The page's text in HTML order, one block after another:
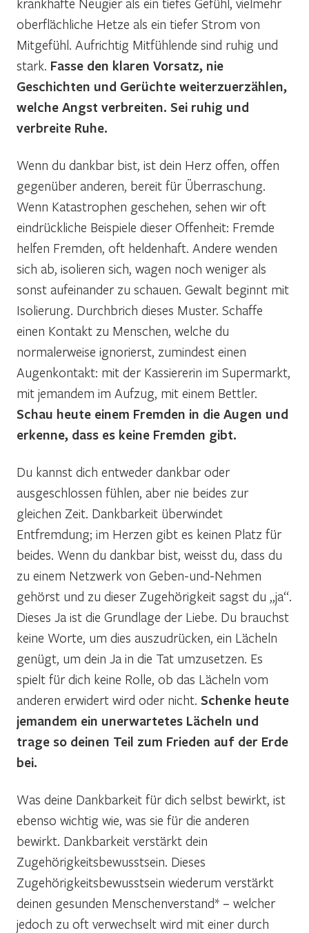
oberflächliche Hetze als ein tiefer Strom von
Mitgefühl. Aufrichtig Mitfühlende sind ruhig und
stark. Fasse den klaren Vorsatz, nie
Geschichten und Gerüchte weiterzuerzählen,
welche Angst verbreiten. Sei ruhig und
verbreite Ruhe.
Wenn du dankbar bist, ist dein Herz offen, offen
gegenüber anderen, bereit für Überraschung.
Wenn Katastrophen geschehen, sehen wir oft
eindrückliche Beispiele dieser Offenheit: Fremde
helfen Fremden, oft heldenhaft. Andere wenden
sich ab, isolieren sich, wagen noch weniger als
sonst aufeinander zu schauen. Gewalt beginnt mit
Isolierung. Durchbrich dieses Muster. Schaffe
einen Kontakt zu Menschen, welche du
normalerweise ignorierst, zumindest einen
Augenkontakt: mit der Kassiererin im Supermarkt,
mit jemandem im Aufzug, mit einem Bettler.
Schau heute einem Fremden in die Augen und
erkenne, dass es keine Fremden gibt.
Du kannst dich entweder dankbar oder
ausgeschlossen fühlen, aber nie beides zur
gleichen Zeit. Dankbarkeit überwindet
Entfremdung; im Herzen gibt es keinen Platz für
beides. Wenn du dankbar bist, weisst du, dass du
zu einem Netzwerk von Geben-und-Nehmen
gehörst und zu dieser Zugehörigkeit sagst du „ja“.
Dieses Ja ist die Grundlage der Liebe. Du brauchst
keine Worte, um dies auszudrücken, ein Lächeln
genügt, um dein Ja in die Tat umzusetzen. Es
spielt für dich keine Rolle, ob das Lächeln vom
anderen erwidert wird oder nicht. Schenke heute
jemandem ein unerwartetes Lächeln und
trage so deinen Teil zum Frieden auf der Erde
bei.
Was deine Dankbarkeit für dich selbst bewirkt, ist
ebenso wichtig wie, was sie für die anderen
bewirkt. Dankbarkeit verstärkt dein
Zugehörigkeitsbewusstsein. Dieses
Zugehörigkeitsbewusstsein wiederum verstärkt
deinen gesunden Menschenverstand* – welcher
jedoch zu oft verwechselt wird mit einer durch